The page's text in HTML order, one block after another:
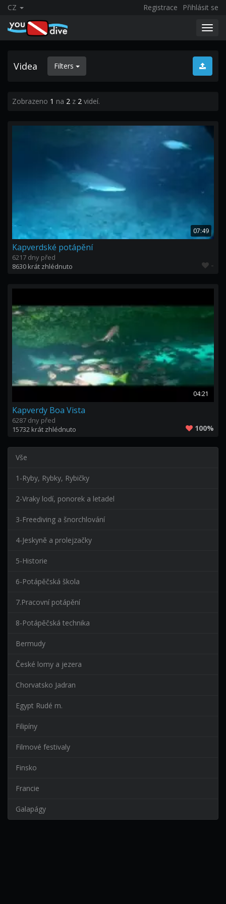
CZ Registrace Přihlásit se
Videa Filters
Zobrazeno 1 na 2 z 2 videí.
07:49
Kapverdské potápění
6217 dny před
8630 krát zhlédnuto
-
04:21
Kapverdy Boa Vista
6287 dny před
15732 krát zhlédnuto
100%
Vše
1-Ryby, Rybky, Rybičky
2-Vraky lodí, ponorek a letadel
3-Freediving a šnorchlování
4-Jeskyně a prolejzačky
5-Historie
6-Potápěčská škola
7.Pracovní potápění
8-Potápěčská technika
Bermudy
České lomy a jezera
Chorvatsko Jadran
Egypt Rudé m.
Filipíny
Filmové festivaly
Finsko
Francie
Galapágy